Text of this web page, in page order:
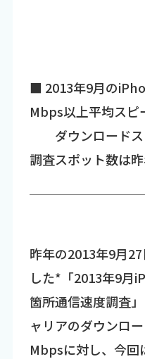
■ 2013年9月の
Mbps以上平均スピ
ダウンロードス
調査スポット数は
昨年の2013年9月
した*「2013年9月
箇所通信速度調査
ャリアのダウンロ
Mbpsに対し、今回